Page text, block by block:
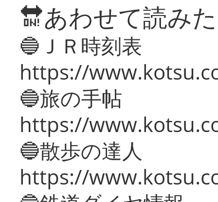
🔛あわせて読み
🔵ＪＲ時刻表
https://
🔵旅の手帖
https://
🔵散歩の達人
https://